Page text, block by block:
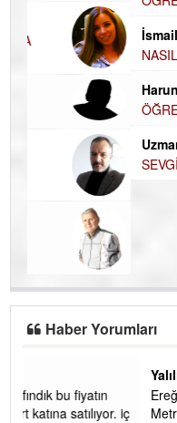
Özge CERRAH
ÖĞRENECEK ÇOK
İsmail DEMİREL
NASIL FAKİRLEŞTİK?
Harun KARA
ÖĞRETMENİM ,
Uzman Klinik Psikolog
SEVGİ ASLA YETMEZ!
Haber Yorumları
Ereğlinin en değerli en
Metrekaresi 500 bin